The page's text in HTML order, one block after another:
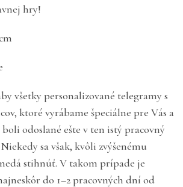
hry!
všetky personalizované telegramy s
ktoré vyrábame špeciálne pre Vás a
odoslané ešte v ten istý pracovný
sa však, kvôli zvýšenému
stihnúť. V takom prípade je
do 1–2 pracovných dní od